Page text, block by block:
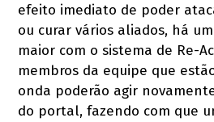
efeito imediato de poder
ou curar vários aliados, há
maior com o sistema de Re-
membros da equipe que
onda poderão agir
do portal, fazendo com que